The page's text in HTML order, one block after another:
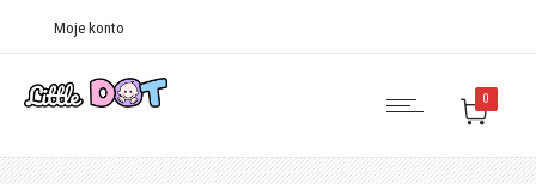
Moje konto
0